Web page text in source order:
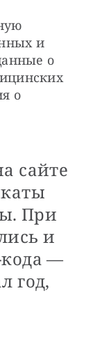
и
о
о
сайте
При
и
кода —
год,